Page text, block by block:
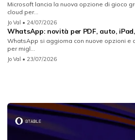
Microsoft lancia la nuova opzione di gioco
cloud per...
Jo Val • 24/07/2026
WhatsApp: novità per PDF, auto,
WhatsApp si aggiorna con nuove opzioni e
per migl...
Jo Val • 23/07/2026